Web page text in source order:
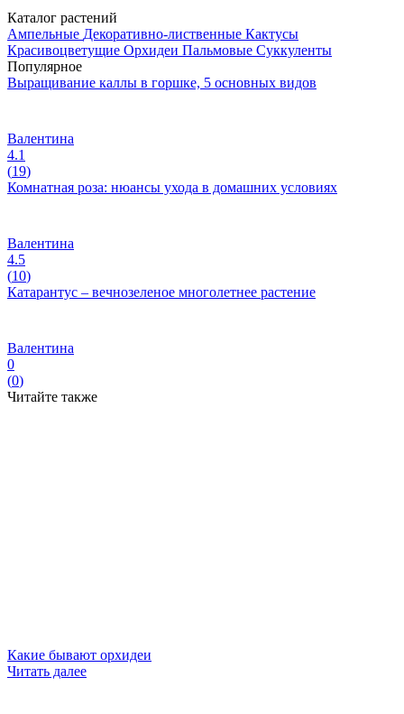
Каталог растений
Ампельные Декоративно-лиственные Кактусы
Красивоцветущие Орхидеи Пальмовые Суккуленты
Популярное
Выращивание каллы в горшке, 5 основных видов
Валентина
4.1
(19)
Комнатная роза: нюансы ухода в домашних условиях
Валентина
4.5
(10)
Катарантус – вечнозеленое многолетнее растение
Валентина
0
(0)
Читайте также
Какие бывают орхидеи
Читать далее